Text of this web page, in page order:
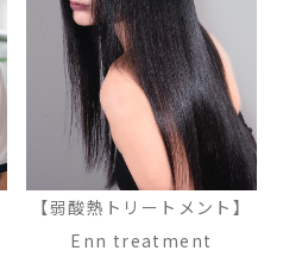
【弱酸熱トリートメント】
Enn treatment